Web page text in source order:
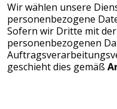
Wir wählen unsere
personenbezogene
Sofern wir Dritte mit
personenbezogenen
geschieht dies gemäß